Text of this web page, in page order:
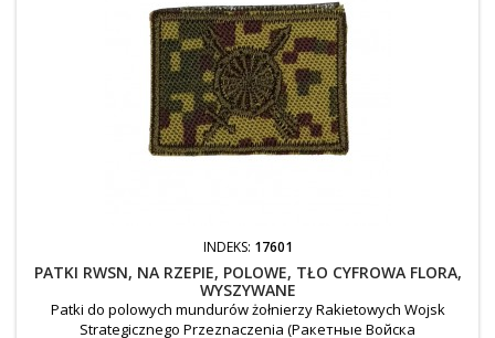
INDEKS: 17601
PATKI RWSN, NA RZEPIE, POLOWE, TŁO CYFROWA FLORA,
WYSZYWANE
Patki do polowych mundurów żołnierzy Rakietowych Wojsk
Strategicznego Przeznaczenia (Ракетные Войска